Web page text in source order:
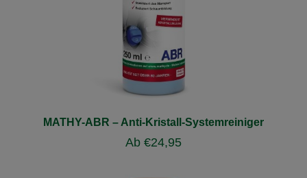
MATHY-ABR – Anti-Kristall-Systemreiniger
Ab €24,95